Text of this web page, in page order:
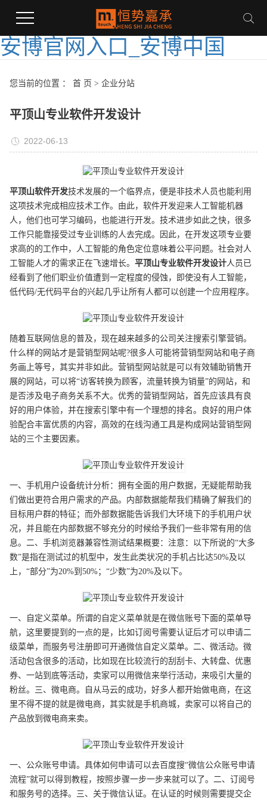
安博官网入口_安博中国
您当前的位置 ： 首 页 > 企业分站
平顶山专业软件开发设计
2022-06-13
平顶山软件开发技术发展的一个临界点，便是非技术人员也能利用
这项技术完成相应技术工作。由此，软件开发迎来人工智能机器
人，他们也可学习编码，也能进行开发。技术进步如此之快，很多
工作只能靠接受过专业训练的人去完成。因此，在开发这项专业要
求高的的工作中，人工智能的角色定位意味着公平问题。社会对人
工智能人才的需求正在飞速增长。 平顶山专业软件开发设计人员已
经看到了他们职业价值遭到一定程度的侵蚀，即使没有人工智能，
低代码/无代码平台的兴起几乎让所有人都可以创建一个应用程序。
随着互联网信息的普及，现在越来越多的公司关注搜索引擎营销。
什么样的网站才是营销型网站呢?很多人可能将营销型网站和电子商
务画上等号，其实并非如此。营销型网站就是可以有效辅助销售开
展的网站，可以将“访客转换为顾客，流量转换为销量”的网站，和
是否涉及电子商务关系不大。优秀的营销型网站，首先应该具有良
好的用户体验，并在搜索引擎中有一个理想的排名。良好的用户体
验配合丰富优质的内容，高效的在线沟通工具是构成网站营销型网
站的三个主要因素。
一、手机用户设备统计分析：拥有全面的用户数据，无疑能帮助我
们做出更符合用户需求的产品。内部数据能帮我们精确了解我们的
目标用户群的特征；而外部数据能告诉我们大环境下的手机用户状
况，并且能在内部数据不够充分的时候给予我们一些非常有用的信
息。二、手机浏览器兼容性测试结果概要：注意：以下所说的“大多
数”是指在测试过的机型中，发生此类状况的手机占比达50%及以
上，“部分”为20%到50%；“少数”为20%及以下。
一、自定义菜单。所谓的自定义菜单就是在微信账号下面的菜单导
航，这里要提到的一点的是，比如订阅号需要认证后才可以申请二
级菜单，而服务号注册即可开通微信自定义菜单。二、微活动。微
活动包含很多的活动，比如现在比较流行的刮刮卡、大转盘、优惠
券、一站到底等活动，卖家可以用微信来举行活动，来吸引大量的
粉丝。三、微电商。自从马云的成功，好多人都开始做电商，在这
里不得不提的就是微电商，其实就是手机商城，卖家可以将自己的
产品放到微电商来卖。
一、公众账号申请。具体如何申请可以去百度搜“微信公众账号申请
流程”就可以得到教程，按照步骤一步一步来就可以了。二、订阅号
和服务号的选择。三、关于微信认证。在认证的时候则需要提交企